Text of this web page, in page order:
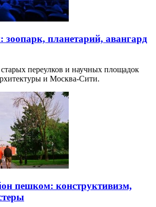
планетарий, авангард
переулков и научных площадок
и Москва-Сити.
пешком: конструктивизм,